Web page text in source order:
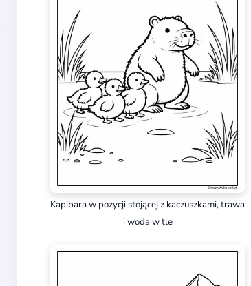
Kapibara w pozycji stojącej z kaczuszkami, trawa
i woda w tle